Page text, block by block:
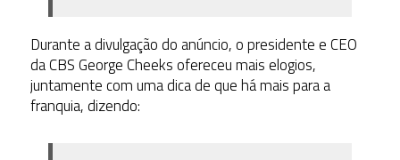
Durante a divulgação do anúncio, o presidente e CEO
da CBS George Cheeks ofereceu mais elogios,
juntamente com uma dica de que há mais para a
franquia, dizendo: